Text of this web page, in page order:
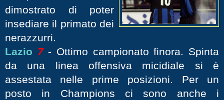
dimostrato di poter
insediare il primato dei
nerazzurri.
Lazio 7 - Ottimo campionato finora. Spinta
da una linea offensiva micidiale si è
assestata nelle prime posizioni. Per un
posto in Champions ci sono anche i